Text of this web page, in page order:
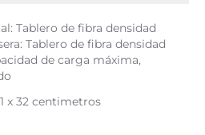
Tablero de fibra densidad
Tablero de fibra densidad
de carga máxima,
x 32 centimetros